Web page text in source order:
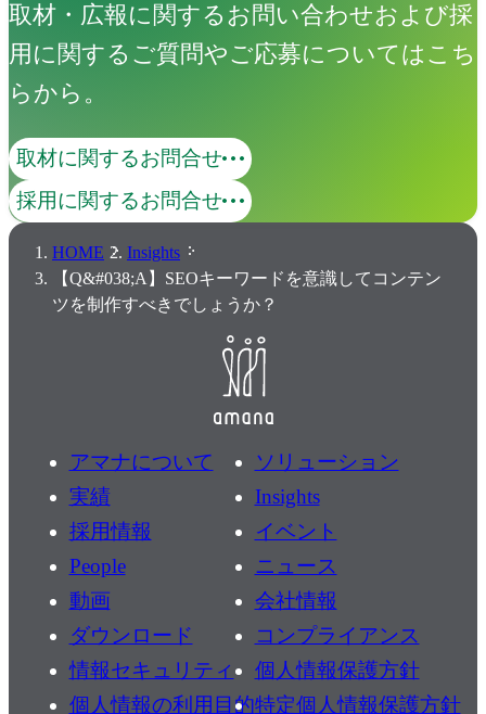
取材・広報に関するお問い合わせおよび採
用に関するご質問やご応募についてはこち
らから。
取材に関するお問合せ
採用に関するお問合せ
HOME
Insights
【Q&#038;A】SEOキーワードを意識してコンテン
ツを制作すべきでしょうか？
アマナについて
ソリューション
実績
Insights
採用情報
イベント
People
ニュース
動画
会社情報
ダウンロード
コンプライアンス
情報セキュリティ
個人情報保護方針
個人情報の利用目的特定個人情報保護方針